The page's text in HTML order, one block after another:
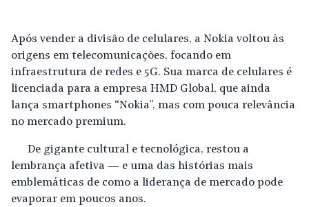
Após vender a divisão de celulares, a Nokia voltou às
origens em telecomunicações, focando em
infraestrutura de redes e 5G. Sua marca de celulares é
licenciada para a empresa HMD Global, que ainda
lança smartphones “Nokia”, mas com pouca relevância
no mercado premium.
De gigante cultural e tecnológica, restou a
lembrança afetiva — e uma das histórias mais
emblemáticas de como a liderança de mercado pode
evaporar em poucos anos.